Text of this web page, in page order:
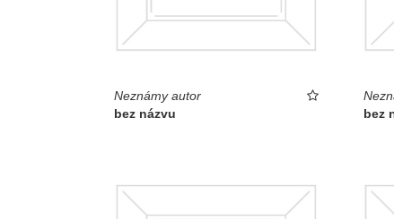
Neznámy autor
bez názvu
bez